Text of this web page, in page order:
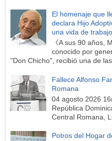
El homenaje que
declara Hijo
una vida de
《A sus 90 años,
conocido por
"Don Chicho", recibió una de las
Fallece Alfonso
Romana
04 agosto 2026
República
Central Romana,
Potros del Hogar